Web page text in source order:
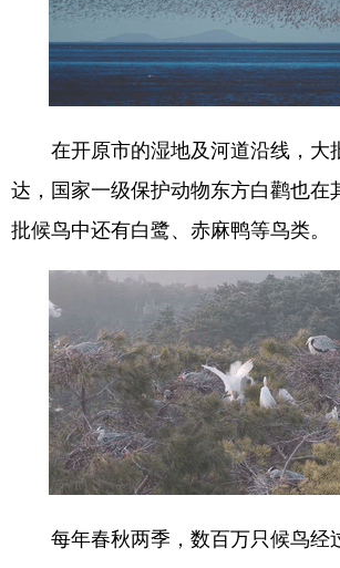
在开原市的湿地及河道沿线，大
达，国家一级保护动物东方白鹳也在
批候鸟中还有白鹭、赤麻鸭等鸟类。
每年春秋两季，数百万只候鸟经